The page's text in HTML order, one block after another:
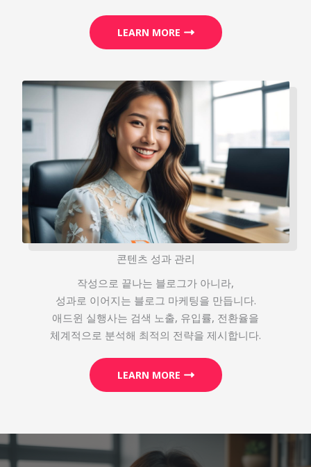
LEARN MORE
콘텐츠 성과 관리
작성으로 끝나는 블로그가 아니라,
성과로 이어지는 블로그 마케팅을 만듭니다.
애드윈 실행사는 검색 노출, 유입률, 전환율을
체계적으로 분석해 최적의 전략을 제시합니다.
LEARN MORE